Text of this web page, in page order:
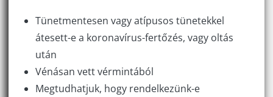
Tünetmentesen vagy atípusos tünetekkel
átesett-e a koronavírus-fertőzés, vagy oltás
után
Vénásan vett vérmintából
Megtudhatjuk, hogy rendelkezünk-e